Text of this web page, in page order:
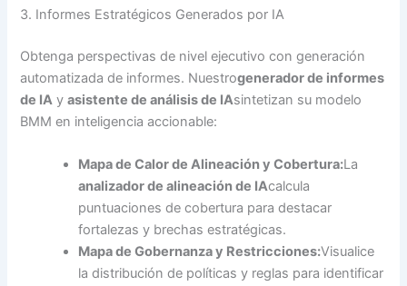
3. Informes Estratégicos Generados por IA
Obtenga perspectivas de nivel ejecutivo con generación
automatizada de informes. Nuestrogenerador de informes
de IA yasistente de análisis de IAsintetizan su modelo
BMM en inteligencia accionable:
Mapa de Calor de Alineación y Cobertura:La
analizador de alineación de IAcalcula
puntuaciones de cobertura para destacar
fortalezas y brechas estratégicas.
Mapa de Gobernanza y Restricciones:Visualice
la distribución de políticas y reglas para identificar